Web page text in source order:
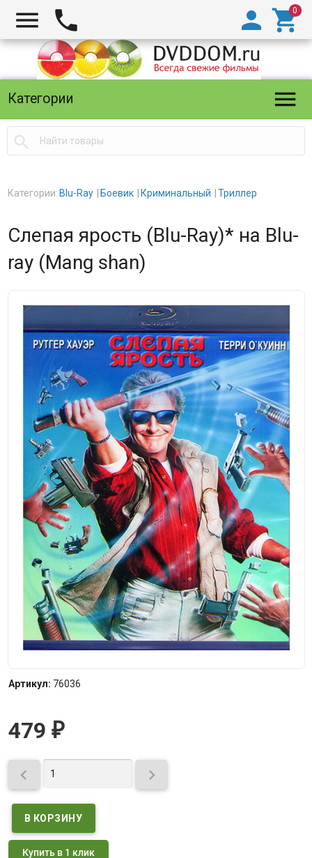
  

Категории 

Категории: Blu-Ray Боевик Криминальный Триллер
Слепая ярость (Blu-Ray)* на Blu-
ray (Mang shan)
Артикул: 76036
479 ₽
 
Купить в 1 клик